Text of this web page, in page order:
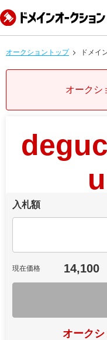
オークショントップ ドメイ
オークシ
入札額
現在価格 14,100
オーク